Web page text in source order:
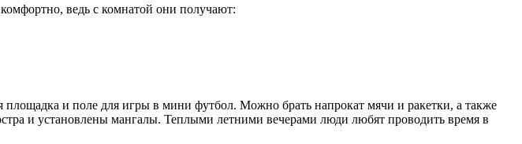
ведь с комнатой они получают:
площадка и поле для игры в мини футбол. Можно брать напрокат мячи и ракетки, а также
и установлены мангалы. Теплыми летними вечерами люди любят проводить время в